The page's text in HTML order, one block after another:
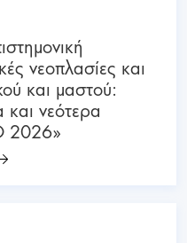
νεοπλασίες και
και μαστού:
νεότερα
2026»